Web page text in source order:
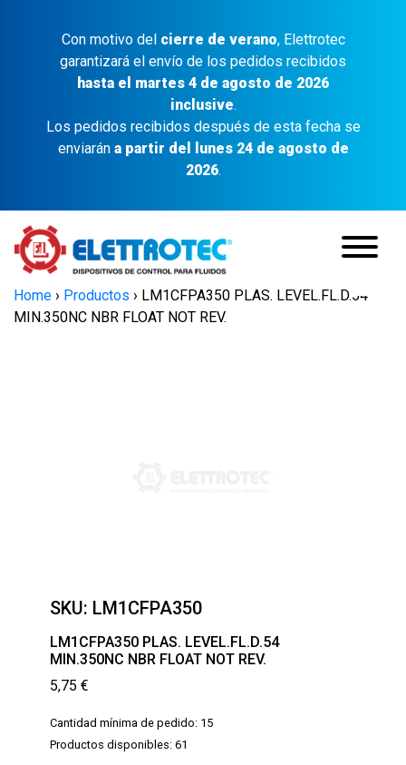
Con motivo del cierre de verano, Elettrotec
garantizará el envío de los pedidos recibidos
hasta el martes 4 de agosto de 2026
inclusive.
Los pedidos recibidos después de esta fecha se
enviarán a partir del lunes 24 de agosto de
2026.
Home › Productos › LM1CFPA350 PLAS. LEVEL.FL.D.54
MIN.350NC NBR FLOAT NOT REV.
SKU: LM1CFPA350
LM1CFPA350 PLAS. LEVEL.FL.D.54
MIN.350NC NBR FLOAT NOT REV.
5,75 €
Cantidad mínima de pedido: 15
Productos disponibles: 61